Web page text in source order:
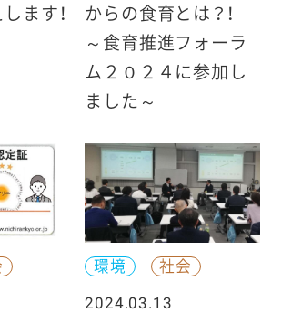
ます！
からの食育とは？！
～食育推進フォーラ
ム２０２４に参加し
ました～
環境
社会
2024.03.13